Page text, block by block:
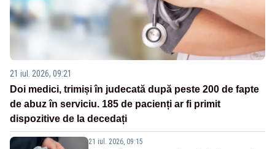
21 iul. 2026, 09:21
Doi medici, trimiși în judecată după peste 200 de fapte
de abuz în serviciu. 185 de pacienți ar fi primit
dispozitive de la decedați
21 iul. 2026, 09:15